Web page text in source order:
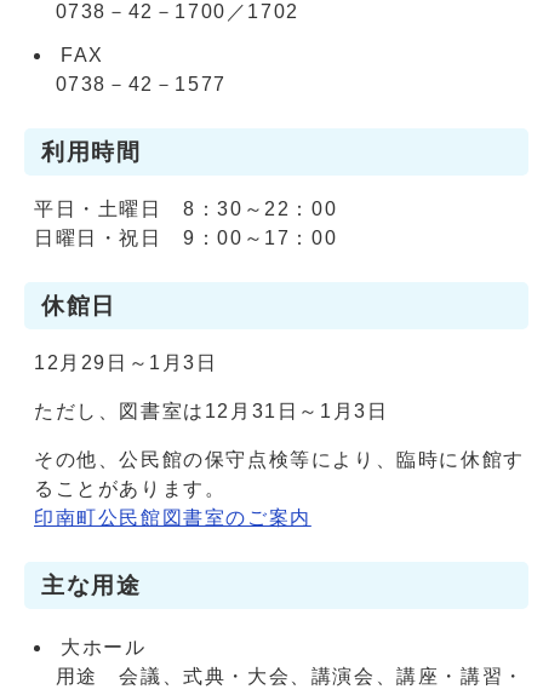
0738－42－1700／1702
FAX
0738－42－1577
利用時間
平日・土曜日 8：30～22：00
日曜日・祝日 9：00～17：00
休館日
12月29日～1月3日
ただし、図書室は12月31日～1月3日
その他、公民館の保守点検等により、臨時に休館す
ることがあります。
印南町公民館図書室のご案内
主な用途
大ホール
用途 会議、式典・大会、講演会、講座・講習・